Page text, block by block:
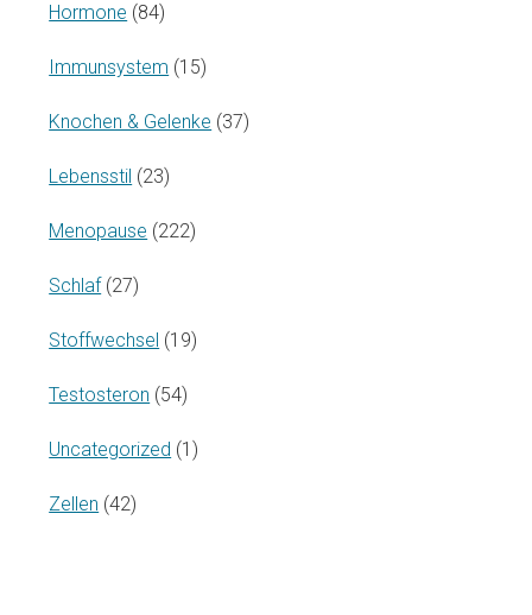
Hormone (84)
Immunsystem (15)
Knochen & Gelenke (37)
Lebensstil (23)
Menopause (222)
Schlaf (27)
Stoffwechsel (19)
Testosteron (54)
Uncategorized (1)
Zellen (42)